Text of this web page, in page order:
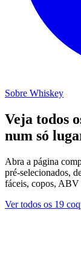
Sobre Whiskey
Veja todos
num só
Abra a página
pré-selecionados,
fáceis, copos, ABV
Ver todos os 19